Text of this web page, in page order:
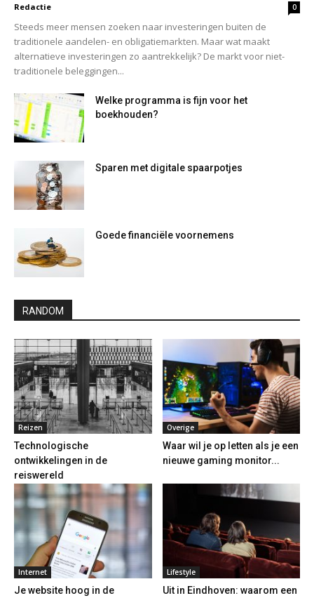
Redactie 0
Steeds meer mensen zoeken naar investeringen buiten de
traditionele aandelen- en obligatiemarkten. Maar wat maakt
alternatieve investeringen zo aantrekkelijk? De markt voor niet-
traditionele beleggingen...
Welke programma is fijn voor het
boekhouden?
Sparen met digitale spaarpotjes
Goede financiële voornemens
RANDOM
Reizen
Technologische
ontwikkelingen in de
reiswereld
Overige
Waar wil je op letten als je een
nieuwe gaming monitor...
Internet
Je website hoog in de
Lifestyle
Uit in Eindhoven: waarom een